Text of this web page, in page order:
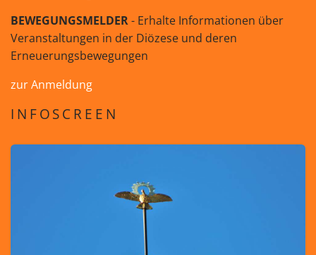
BEWEGUNGSMELDER- Erhalte Informationen über
Veranstaltungen in der Diözese und deren
Erneuerungsbewegungen
zur Anmeldung
INFOSCREEN